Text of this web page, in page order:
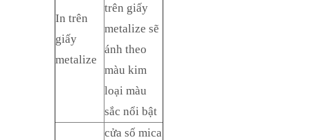
In trên
giấy
metalize
trên giấy
metalize sẽ
ánh theo
màu kim
loại màu
sắc nổi bật
cửa số mica